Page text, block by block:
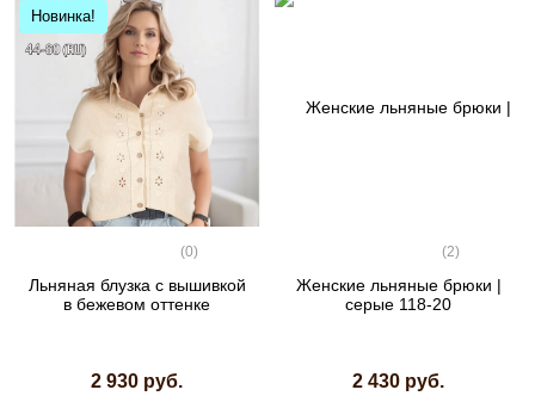
Новинка!
(0)
Льняная блузка с вышивкой
в бежевом оттенке
2 930 руб.
(2)
Женские льняные брюки |
серые 118-20
2 430 руб.